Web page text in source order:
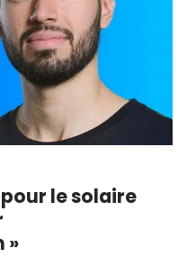
le solaire
»